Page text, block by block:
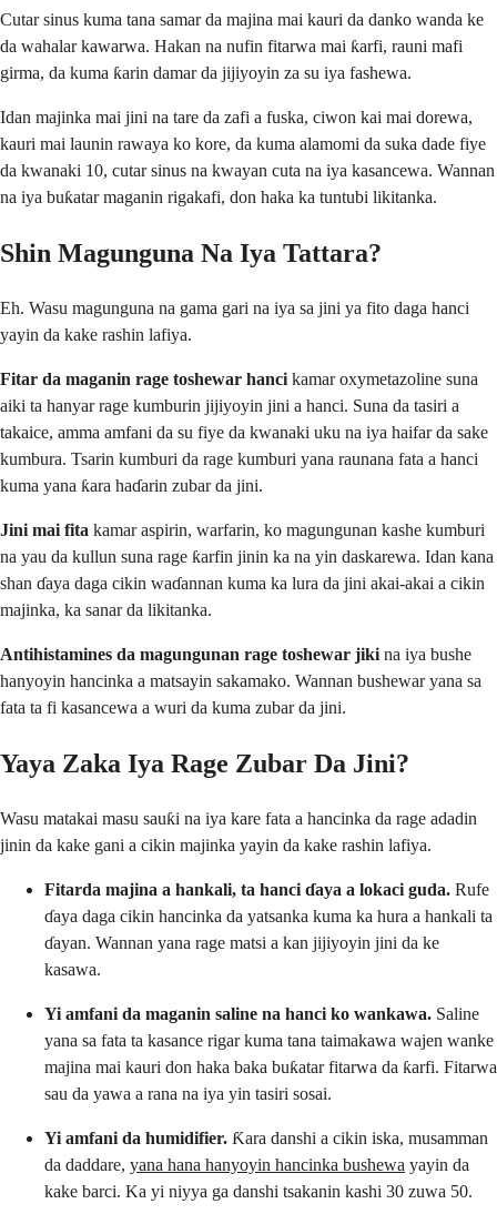
Cutar sinus kuma tana samar da majina mai kauri da danko wanda ke
da wahalar kawarwa. Hakan na nufin fitarwa mai ƙarfi, rauni mafi
girma, da kuma ƙarin damar da jijiyoyin za su iya fashewa.
Idan majinka mai jini na tare da zafi a fuska, ciwon kai mai dorewa,
kauri mai launin rawaya ko kore, da kuma alamomi da suka dade fiye
da kwanaki 10, cutar sinus na kwayan cuta na iya kasancewa. Wannan
na iya buƙatar maganin rigakafi, don haka ka tuntubi likitanka.
Shin Magunguna Na Iya Tattara?
Eh. Wasu magunguna na gama gari na iya sa jini ya fito daga hanci
yayin da kake rashin lafiya.
Fitar da maganin rage toshewar hanci kamar oxymetazoline suna
aiki ta hanyar rage kumburin jijiyoyin jini a hanci. Suna da tasiri a
takaice, amma amfani da su fiye da kwanaki uku na iya haifar da sake
kumbura. Tsarin kumburi da rage kumburi yana raunana fata a hanci
kuma yana ƙara haɗarin zubar da jini.
Jini mai fita kamar aspirin, warfarin, ko magungunan kashe kumburi
na yau da kullun suna rage ƙarfin jinin ka na yin daskarewa. Idan kana
shan ɗaya daga cikin waɗannan kuma ka lura da jini akai-akai a cikin
majinka, ka sanar da likitanka.
Antihistamines da magungunan rage toshewar jiki na iya bushe
hanyoyin hancinka a matsayin sakamako. Wannan bushewar yana sa
fata ta fi kasancewa a wuri da kuma zubar da jini.
Yaya Zaka Iya Rage Zubar Da Jini?
Wasu matakai masu sauƙi na iya kare fata a hancinka da rage adadin
jinin da kake gani a cikin majinka yayin da kake rashin lafiya.
Fitarda majina a hankali, ta hanci ɗaya a lokaci guda. Rufe
ɗaya daga cikin hancinka da yatsanka kuma ka hura a hankali ta
ɗayan. Wannan yana rage matsi a kan jijiyoyin jini da ke
kasawa.
Yi amfani da maganin saline na hanci ko wankawa. Saline
yana sa fata ta kasance rigar kuma tana taimakawa wajen wanke
majina mai kauri don haka baka buƙatar fitarwa da ƙarfi. Fitarwa
sau da yawa a rana na iya yin tasiri sosai.
Yi amfani da humidifier. Ƙara danshi a cikin iska, musamman
da daddare, yana hana hanyoyin hancinka bushewa yayin da
kake barci. Ka yi niyya ga danshi tsakanin kashi 30 zuwa 50.